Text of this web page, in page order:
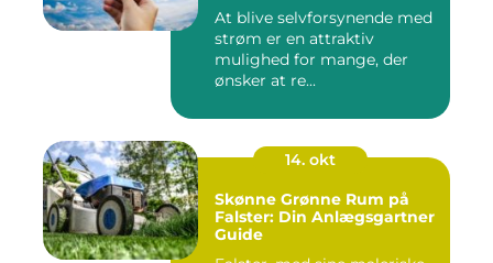
At blive selvforsynende med
strøm er en attraktiv
mulighed for mange, der
ønsker at re...
14. okt
Skønne Grønne Rum på
Falster: Din Anlægsgartner
Guide